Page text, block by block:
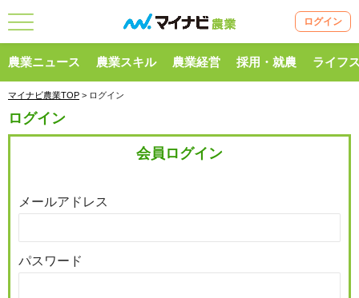
ログイン
農業ニュース 農業スキル 農業経営 採用・就農 ライフ
マイナビ農業TOP > ログイン
ログイン
会員ログイン
メールアドレス
パスワード